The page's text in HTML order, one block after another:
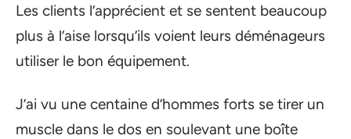
Les clients l’apprécient et se sentent beaucoup
plus à l’aise lorsqu’ils voient leurs déménageurs
utiliser le bon équipement.
J’ai vu une centaine d’hommes forts se tirer un
muscle dans le dos en soulevant une boîte